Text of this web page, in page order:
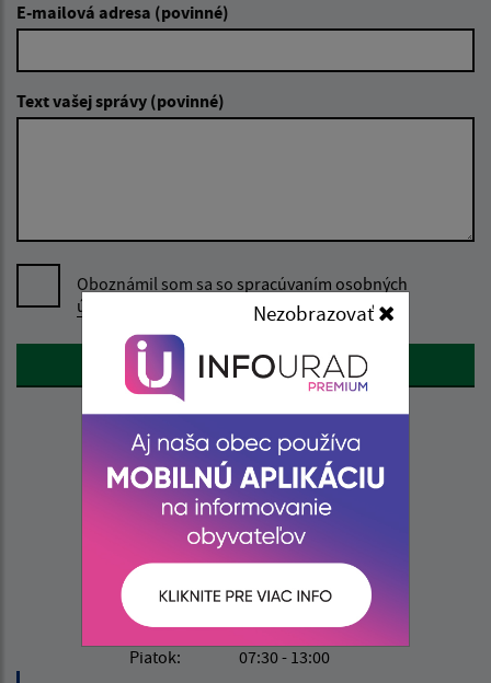
Nezobrazovať
E-mailová adresa (povinné)
Text vašej správy (povinné)
Oboznámil som sa so spracúvaním osobných
údajov
Google reCaptcha ResponseOdoslať správu
Úradné hodiny:
Čas
Pondelok:
07:30 - 15:30
Utorok:
nestránkový deň
Streda:
07:30 - 17:00
Štvrtok:
nestránkový deň
Piatok:
07:30 - 13:00